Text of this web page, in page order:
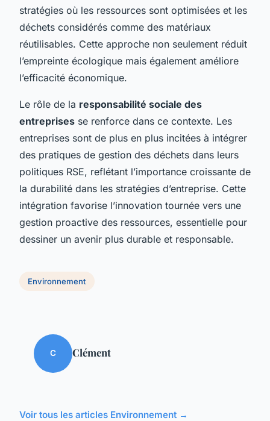
stratégies où les ressources sont optimisées et les
déchets considérés comme des matériaux
réutilisables. Cette approche non seulement réduit
l’empreinte écologique mais également améliore
l’efficacité économique.
Le rôle de la responsabilité sociale des
entreprises se renforce dans ce contexte. Les
entreprises sont de plus en plus incitées à intégrer
des pratiques de gestion des déchets dans leurs
politiques RSE, reflétant l’importance croissante de
la durabilité dans les stratégies d’entreprise. Cette
intégration favorise l’innovation tournée vers une
gestion proactive des ressources, essentielle pour
dessiner un avenir plus durable et responsable.
Environnement
C Clément
Voir tous les articles Environnement →